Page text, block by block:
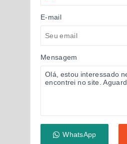
E-mail
Mensagem
WhatsApp